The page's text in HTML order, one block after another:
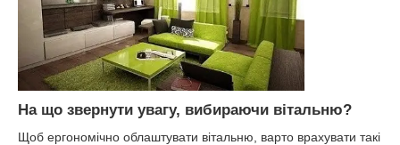
На що звернути увагу, вибираючи вітальню?
Щоб ергономічно облаштувати вітальню, варто врахувати такі